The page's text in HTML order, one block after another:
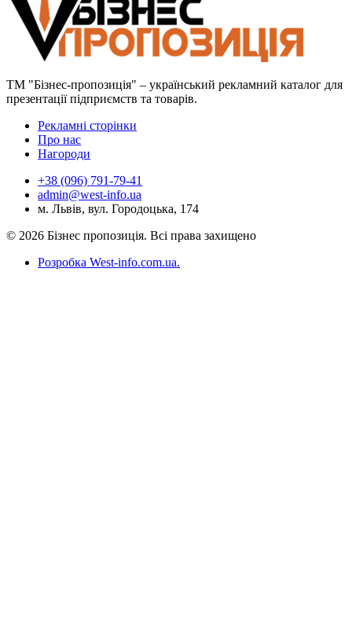
ТМ "Бізнес-пропозиція" – український рекламний каталог для
презентації підприємств та товарів.
Рекламні сторінки
Про нас
Нагороди
+38 (096) 791-79-41
admin@west-info.ua
м. Львів, вул. Городоцька, 174
© 2026 Бізнес пропозиція. Всі права захищено
Розробка West-info.com.ua.